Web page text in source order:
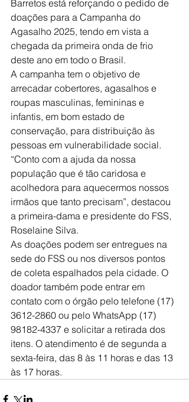
Barretos está reforçando o pedido de
doações para a Campanha do
Agasalho 2025, tendo em vista a
chegada da primeira onda de frio
deste ano em todo o Brasil.
A campanha tem o objetivo de
arrecadar cobertores, agasalhos e
roupas masculinas, femininas e
infantis, em bom estado de
conservação, para distribuição às
pessoas em vulnerabilidade social.
“Conto com a ajuda da nossa
população que é tão caridosa e
acolhedora para aquecermos nossos
irmãos que tanto precisam”, destacou
a primeira-dama e presidente do FSS,
Roselaine Silva.
As doações podem ser entregues na
sede do FSS ou nos diversos pontos
de coleta espalhados pela cidade. O
doador também pode entrar em
contato com o órgão pelo telefone (17)
3612-2860 ou pelo WhatsApp (17)
98182-4337 e solicitar a retirada dos
itens. O atendimento é de segunda a
sexta-feira, das 8 às 11 horas e das 13
às 17 horas.